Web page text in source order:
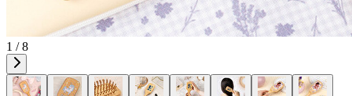
1 / 8